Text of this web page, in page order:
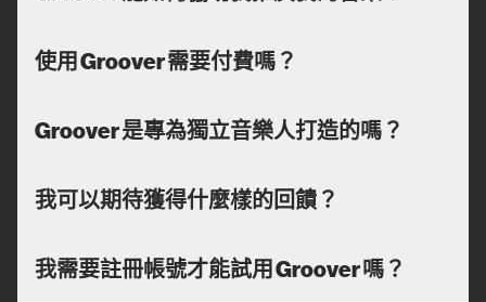
使用 Groover 需要付費嗎？
Groover 是專為獨立音樂人打造的嗎？
我可以期待獲得什麼樣的回饋？
我需要註冊帳號才能試用 Groover 嗎？